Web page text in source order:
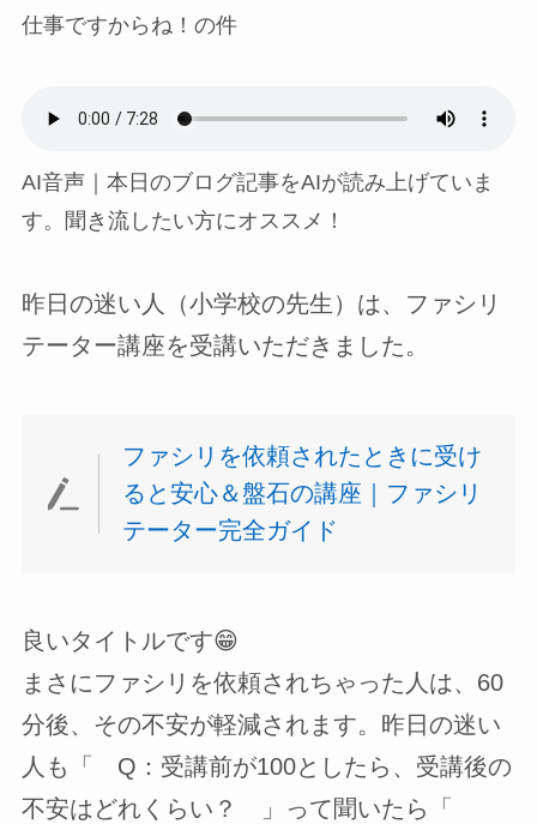
仕事ですからね！の件
AI音声｜本日のブログ記事をAIが読み上げていま
す。聞き流したい方にオススメ！
昨日の迷い人（小学校の先生）は、ファシリ
テーター講座を受講いただきました。
ファシリを依頼されたときに受け
ると安心＆盤石の講座｜ファシリ
テーター完全ガイド
良いタイトルです😁
まさにファシリを依頼されちゃった人は、60
分後、その不安が軽減されます。昨日の迷い
人も「 Q：受講前が100としたら、受講後の
不安はどれくらい？ 」って聞いたら「